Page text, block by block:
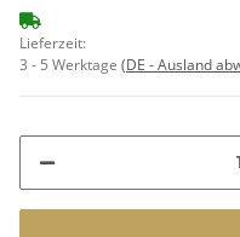
Lieferzeit:
3 - 5 Werktage (DE - Ausland